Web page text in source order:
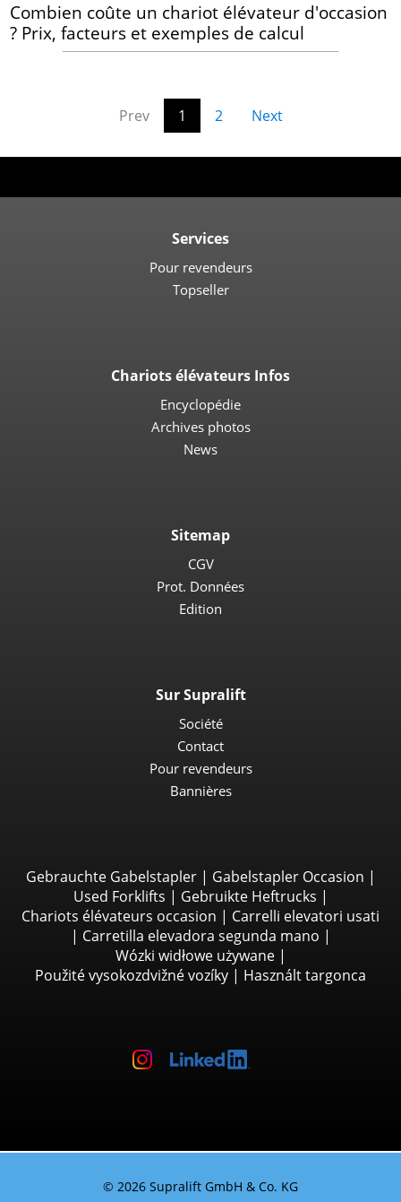
Combien coûte un chariot élévateur d'occasion
? Prix, facteurs et exemples de calcul
Prev 1 2 Next
Services
Pour revendeurs
Topseller
Chariots élévateurs Infos
Encyclopédie
Archives photos
News
Sitemap
CGV
Prot. Données
Edition
Sur Supralift
Société
Contact
Pour revendeurs
Bannières
Gebrauchte Gabelstapler| Gabelstapler Occasion |
Used Forklifts | Gebruikte Heftrucks |
Chariots élévateurs occasion | Carrelli elevatori usati
| Carretilla elevadora segunda mano |
Wózki widłowe używane|
Použité vysokozdvižné vozíky | Használt targonca
© 2026 Supralift GmbH & Co. KG